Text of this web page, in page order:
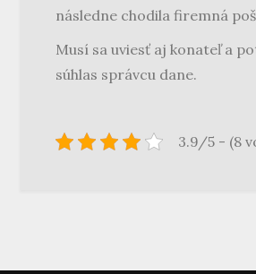
následne chodila firemná
Musí sa uviesť aj konateľ a
súhlas správcu dane.
3.9/5 - (8